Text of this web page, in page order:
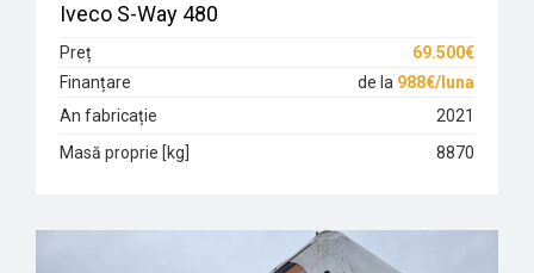
Iveco S-Way 480
Preț
69.500€
Finanțare
de la 988€/luna
An fabricație
2021
Masă proprie [kg]
8870